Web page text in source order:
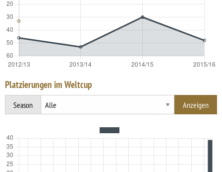
Platzierungen im Weltcup
Season